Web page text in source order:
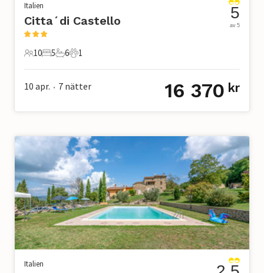
Italien
Citta´di Castello
10 Gäster
10
5 Sovrum
5
6 Badrum
6
1 Husdjur
1
5
av 5
10 apr. • 7 nätter 16 370 kr
Italien